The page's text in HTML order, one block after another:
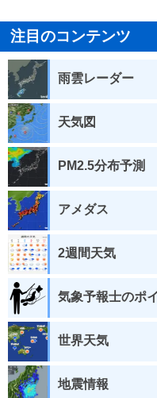
注目のコンテンツ
雨雲レーダー
天気図
PM2.5分布予測
アメダス
2週間天気
気象予報士のポ
世界天気
地震情報